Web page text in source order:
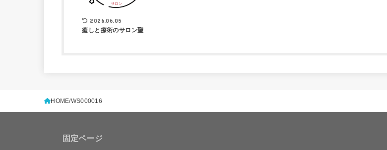
2026.06.05
癒しと療術のサロン聖
HOME WS000016
固定ページ